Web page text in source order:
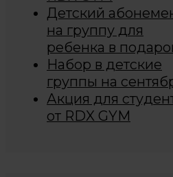
Детский
на группу для
ребенка в
Набор в детские
группы на
Акция для
от RDX GYM